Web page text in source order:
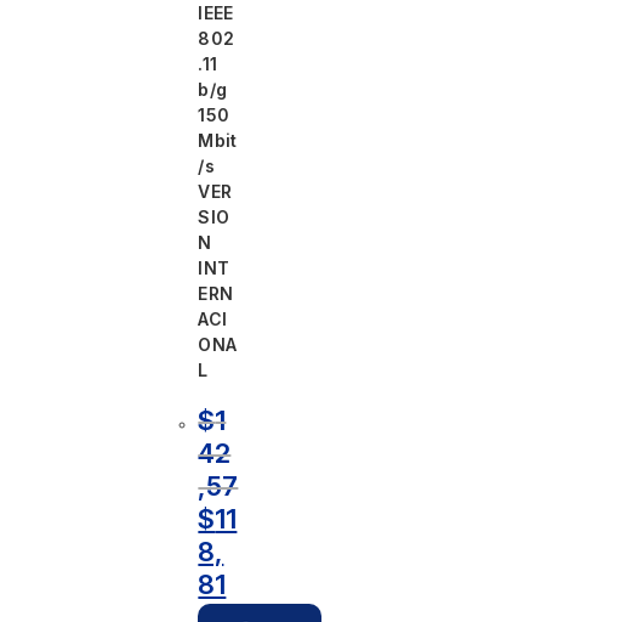
IEEE
802
.11
b/g
150
Mbit
/s
VER
SIO
N
INT
ERN
ACI
ONA
L
$1
42
,57
$11
8,
81